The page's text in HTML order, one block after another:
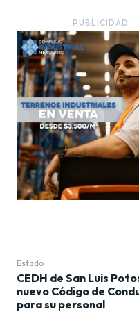
― PUBLICIDAD ―
Estado
CEDH de San Luis
nuevo Código de
para su personal